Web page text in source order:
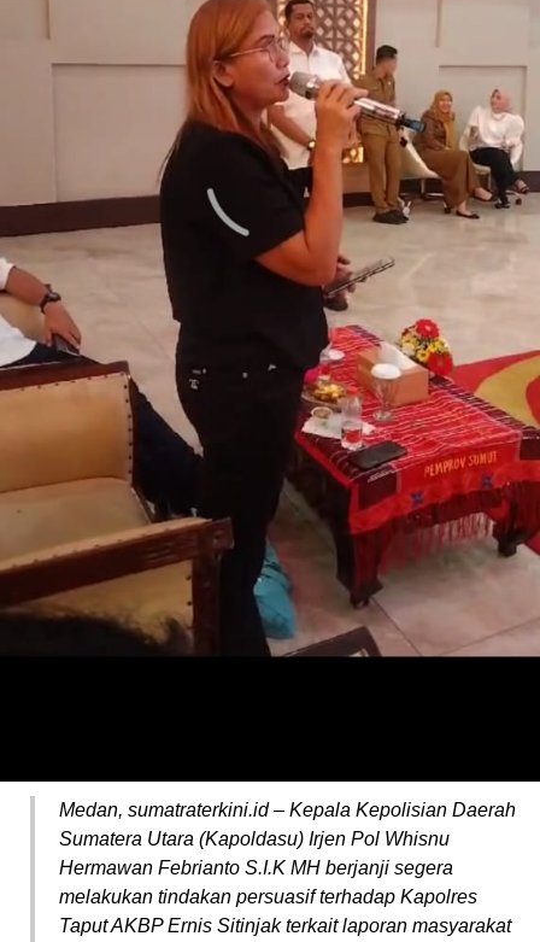
Medan, sumatraterkini.id – Kepala Kepolisian Daerah
Sumatera Utara (Kapoldasu) Irjen Pol Whisnu
Hermawan Febrianto S.I.K MH berjanji segera
melakukan tindakan persuasif terhadap Kapolres
Taput AKBP Ernis Sitinjak terkait laporan masyarakat